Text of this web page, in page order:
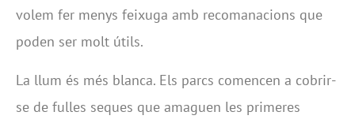
volem fer menys feixuga amb recomanacions que
poden ser molt útils.
La llum és més blanca. Els parcs comencen a cobrir-
se de fulles seques que amaguen les primeres